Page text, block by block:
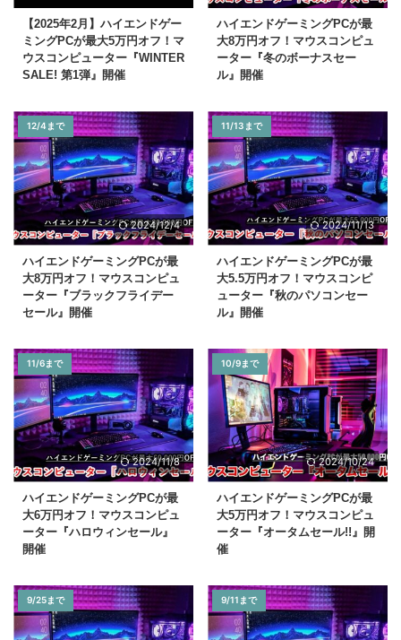
【2025年2月】ハイエンドゲー
ミングPCが最大5万円オフ！マ
ウスコンピューター『WINTER
SALE! 第1弾』開催
ハイエンドゲーミングPCが最
大8万円オフ！マウスコンピュ
ーター『冬のボーナスセー
ル』開催
12/4まで
2024/12/4
ハイエンドゲーミングPCが最
大8万円オフ！マウスコンピュ
ーター『ブラックフライデー
セール』開催
11/13まで
2024/11/13
ハイエンドゲーミングPCが最
大5.5万円オフ！マウスコンピ
ューター『秋のパソコンセー
ル』開催
11/6まで
2024/11/8
ハイエンドゲーミングPCが最
大6万円オフ！マウスコンピュ
ーター『ハロウィンセール』
開催
10/9まで
2024/10/24
ハイエンドゲーミングPCが最
大5万円オフ！マウスコンピュ
ーター『オータムセール!!』開
催
9/25まで 9/11まで